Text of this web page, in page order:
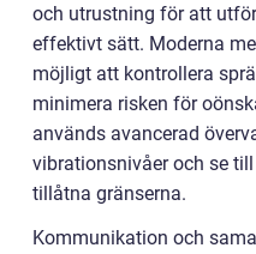
och utrustning för att
effektivt sätt. Moderna
möjligt att kontrollera
minimera risken för
används avancerad
vibrationsnivåer och se
tillåtna gränserna.
Kommunikation och